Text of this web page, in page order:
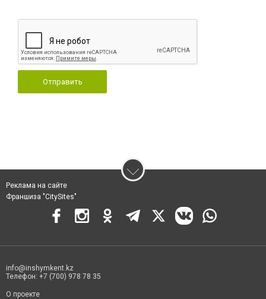
Отправить
Реклама на сайте
Франшиза "CitySites"
info@inshymkent.kz
Телефон: +7 (700) 978 78 35
О проекте